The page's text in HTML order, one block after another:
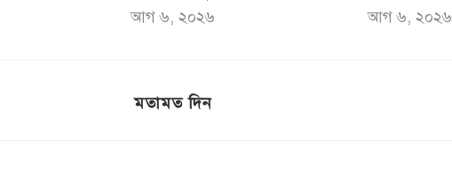
আগ ৬, ২০২৬
আগ ৬, ২০২৬
মতামত দিন